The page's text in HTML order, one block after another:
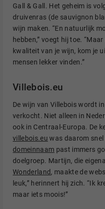
Gall & Gall. Het geheim is
druivenras (de sauvignon
wijn maken. “En natuurlijk
hebben,” voegt hij toe.
kwaliteit van je wijn, kom je
mensen lekker vinden.”
Villebois.eu
De wijn van Villebois wordt
verkocht. Niet alleen in
ook in Centraal-Europa. De
villebois.eu was daarom snel
domeinnaam past immers
doelgroep. Martijn, die
Wonderland, maakte de
leuk,” herinnert hij zich. “Ik
maar iets moois!”